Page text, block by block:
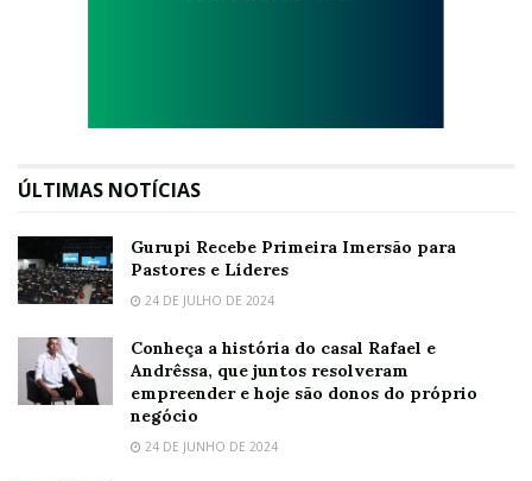
ÚLTIMAS NOTÍCIAS
Gurupi Recebe Primeira Imersão para
Pastores e Líderes
24 DE JULHO DE 2024
Conheça a história do casal Rafael e
Andrêssa, que juntos resolveram
empreender e hoje são donos do próprio
negócio
24 DE JUNHO DE 2024